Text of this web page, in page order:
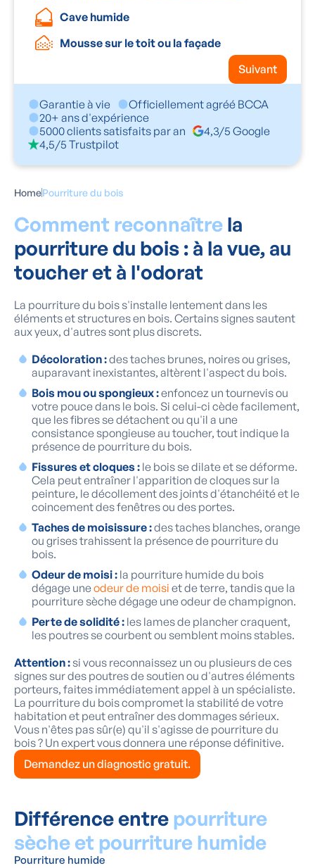
Cave humide
Mousse sur le toit ou la façade
Suivant
Garantie à vie
Officiellement agréé BCCA
20+ ans d'expérience
5000 clients satisfaits par an
4,3/5 Google
4,5/5 Trustpilot
HomePourriture du bois
Comment reconnaître la
pourriture du bois : à la vue, au
toucher et à l'odorat
La pourriture du bois s'installe lentement dans les
éléments et structures en bois. Certains signes sautent
aux yeux, d'autres sont plus discrets.
Décoloration :des taches brunes, noires ou grises,
auparavant inexistantes, altèrent l'aspect du bois.
Bois mou ou spongieux :enfoncez un tournevis ou
votre pouce dans le bois. Si celui-ci cède facilement,
que les fibres se détachent ou qu'il a une
consistance spongieuse au toucher, tout indique la
présence de pourriture du bois.
Fissures et cloques : le bois se dilate et se déforme.
Cela peut entraîner l'apparition de cloques sur la
peinture, le décollement des joints d'étanchéité et le
coincement des fenêtres ou des portes.
Taches de moisissure :des taches blanches, orange
ou grises trahissent la présence de pourriture du
bois.
Odeur de moisi : la pourriture humide du bois
dégage uneodeur de moisi et de terre, tandis que la
pourriture sèche dégage une odeur de champignon.
Perte de solidité : les lames de plancher craquent,
les poutres se courbent ou semblent moins stables.
Attention :si vous reconnaissez un ou plusieurs de ces
signes sur des poutres de soutien ou d'autres éléments
porteurs, faites immédiatement appel à un spécialiste.
La pourriture du bois compromet la stabilité de votre
habitation et peut entraîner des dommages sérieux.
Vous n'êtes pas sûr(e) qu'il s'agisse de pourriture du
bois ? Un expert vous donnera une réponse définitive.
Demandez un diagnostic gratuit.
Différence entre pourriture
sèche et pourriture humide
Pourriture humide